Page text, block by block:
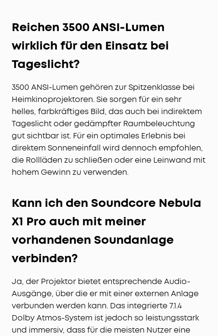
Reichen 3500 ANSI-Lumen
wirklich für den Einsatz bei
Tageslicht?
3500 ANSI-Lumen gehören zur Spitzenklasse bei
Heimkinoprojektoren. Sie sorgen für ein sehr
helles, farbkräftiges Bild, das auch bei indirektem
Tageslicht oder gedämpfter Raumbeleuchtung
gut sichtbar ist. Für ein optimales Erlebnis bei
direktem Sonneneinfall wird dennoch empfohlen,
die Rollläden zu schließen oder eine Leinwand mit
hohem Gewinn zu verwenden.
Kann ich den Soundcore Nebula
X1 Pro auch mit meiner
vorhandenen Soundanlage
verbinden?
Ja, der Projektor bietet entsprechende Audio-
Ausgänge, über die er mit einer externen Anlage
verbunden werden kann. Das integrierte 7.1.4
Dolby Atmos-System ist jedoch so leistungsstark
und immersiv, dass für die meisten Nutzer eine